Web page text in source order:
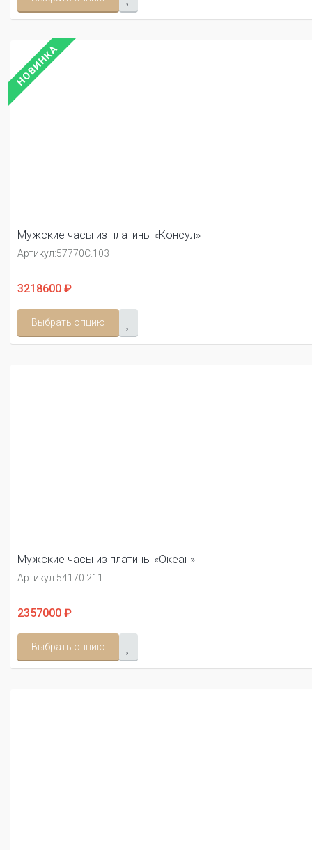
НОВИНКА
Мужские часы из платины «Консул»
Артикул:57770С.103
3218600 ₽
Выбрать опцию
Мужские часы из платины «Океан»
Артикул:54170.211
2357000 ₽
Выбрать опцию